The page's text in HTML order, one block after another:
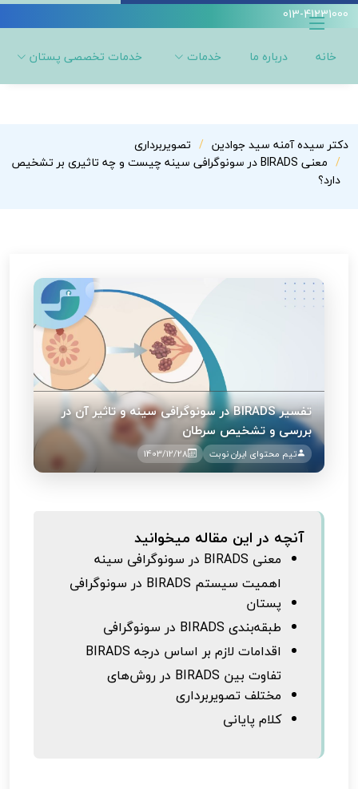
013-41231000
خانه درباره ما خدمات خدمات تخصصی پستان
دکتر سیده آمنه سید جوادین
تصویربرداری
معنی BIRADS در سونوگرافی سینه چیست و چه تاثیری بر تشخیص
دارد؟
تفسیر BIRADS در سونوگرافی سینه و تاثیر آن در
بررسی و تشخیص سرطان
تیم محتوای ایران نوبت 1403/12/28
آنچه در این مقاله میخوانید
معنی BIRADS در سونوگرافی سینه
اهمیت سیستم BIRADS در سونوگرافی
پستان
طبقه‌بندی BIRADS در سونوگرافی
اقدامات لازم بر اساس درجه BIRADS
تفاوت بین BIRADS در روش‌های
مختلف تصویربرداری
کلام پایانی